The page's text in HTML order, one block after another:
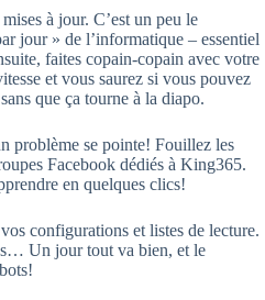
à jour. C’est un peu le
jour » de l’informatique – essentiel
faites copain-copain avec votre
et vous saurez si vous pouvez
que ça tourne à la diapo.
problème se pointe! Fouillez les
Facebook dédiés à King365.
en quelques clics!
configurations et listes de lecture.
Un jour tout va bien, et le